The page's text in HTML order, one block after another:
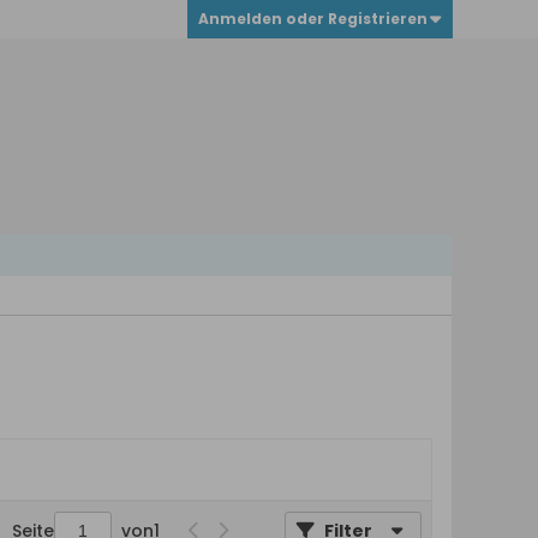
Anmelden oder Registrieren
Seite von1 Filter